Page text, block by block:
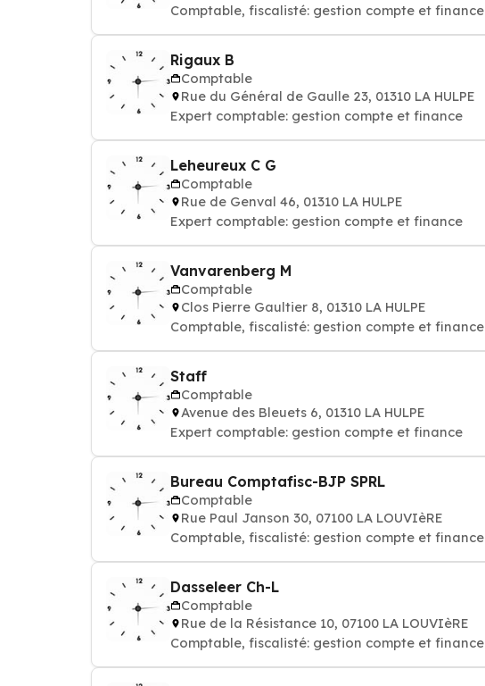
Comptable, fiscalisté: gestion compte et finance
Rigaux B
Comptable
Rue du Général de Gaulle 23, 01310 LA HULPE
Expert comptable: gestion compte et finance
Leheureux C G
Comptable
Rue de Genval 46, 01310 LA HULPE
Expert comptable: gestion compte et finance
Vanvarenberg M
Comptable
Clos Pierre Gaultier 8, 01310 LA HULPE
Comptable, fiscalisté: gestion compte et finance
Staff
Comptable
Avenue des Bleuets 6, 01310 LA HULPE
Expert comptable: gestion compte et finance
Bureau Comptafisc-BJP SPRL
Comptable
Rue Paul Janson 30, 07100 LA LOUVIèRE
Comptable, fiscalisté: gestion compte et finance
Dasseleer Ch-L
Comptable
Rue de la Résistance 10, 07100 LA LOUVIèRE
Comptable, fiscalisté: gestion compte et finance